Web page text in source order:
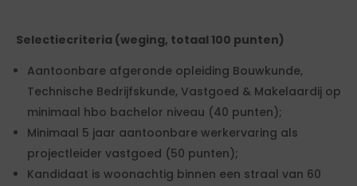
Selectiecriteria (weging, totaal 100 punten)
Aantoonbare afgeronde opleiding Bouwkunde,
Technische Bedrijfskunde, Vastgoed & Makelaardij op
minimaal hbo bachelor niveau (40 punten);
Minimaal 5 jaar aantoonbare werkervaring als
projectleider vastgoed (50 punten);
Kandidaat is woonachtig binnen een straal van 60